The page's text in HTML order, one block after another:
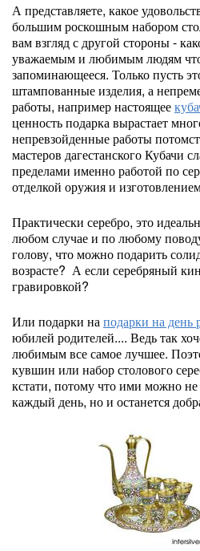
А представляете, какое
большим роскошным набором
вам взгляд с другой стороны -
уважаемым и любимым людям что
запоминающееся. Только пусть
штампованные изделия, а
работы, например настоящее
ценность подарка вырастает
непревзойденные работы
мастеров дагестанского Кубачи
пределами именно работой по
отделкой оружия и
Практически серебро, это
любом случае и по любому
голову, что можно подарить
возрасте? А если серебряный
гравировкой?
Или подарки наподарки на день
юбилей родителей.... Ведь так
любимым все самое лучшее.
кувшин или набор столового
кстати, потому что ими можно не
каждый день, но и останется